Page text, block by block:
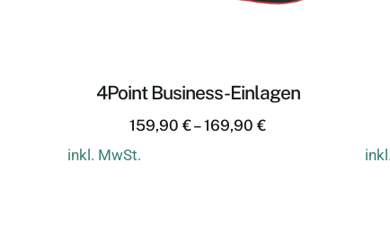
4Point Business-Einlagen
159,90€–169,90€
inkl. MwSt.